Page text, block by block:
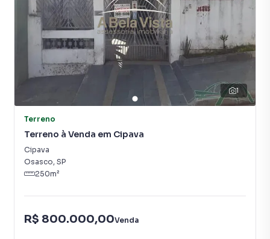
1
Terreno
Terreno à Venda em Cipava
Cipava
Osasco, SP
250m²
R$ 800.000,00Venda